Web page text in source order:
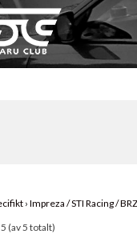
Club
Subaru!
› Impreza / STI Racing / BRZ
(av 5 totalt)